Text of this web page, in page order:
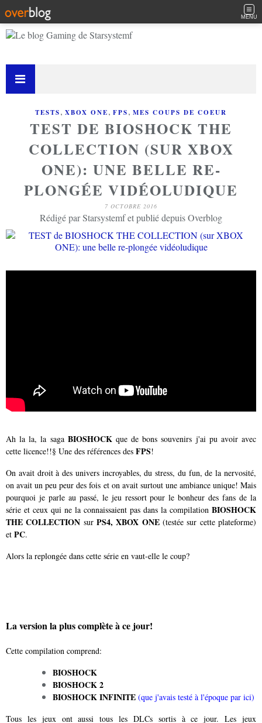
MENU
TESTS, XBOX ONE, FPS, MES COUPS DE COEUR
TEST DE BIOSHOCK THE
COLLECTION (SUR XBOX
ONE): UNE BELLE RE-
PLONGÉE VIDÉOLUDIQUE
7 OCTOBRE 2016
Rédigé par Starsystemf et publié depuis Overblog
Ah la la, la saga BIOSHOCKque de bons souvenirs j'ai pu avoir avec
cette licence!!§ Une des références des FPS!
On avait droit à des univers incroyables, du stress, du fun, de la nervosité,
on avait un peu peur des fois et on avait surtout une ambiance unique! Mais
pourquoi je parle au passé, le jeu ressort pour le bonheur des fans de la
série et ceux qui ne la connaissaient pas dans la compilation BIOSHOCK
THE COLLECTION surPS4, XBOX ONE(testée sur cette plateforme)
et PC.
Alors la replongée dans cette série en vaut-elle le coup?
La version la plus complète à ce jour!
Cette compilation comprend:
BIOSHOCK
BIOSHOCK 2
BIOSHOCK INFINITE (que j'avais testé à l'époque par ici)
Tous les jeux ont aussi tous les DLCs sortis à ce jour. Les jeux